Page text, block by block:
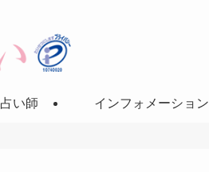
占い師 インフォメーション